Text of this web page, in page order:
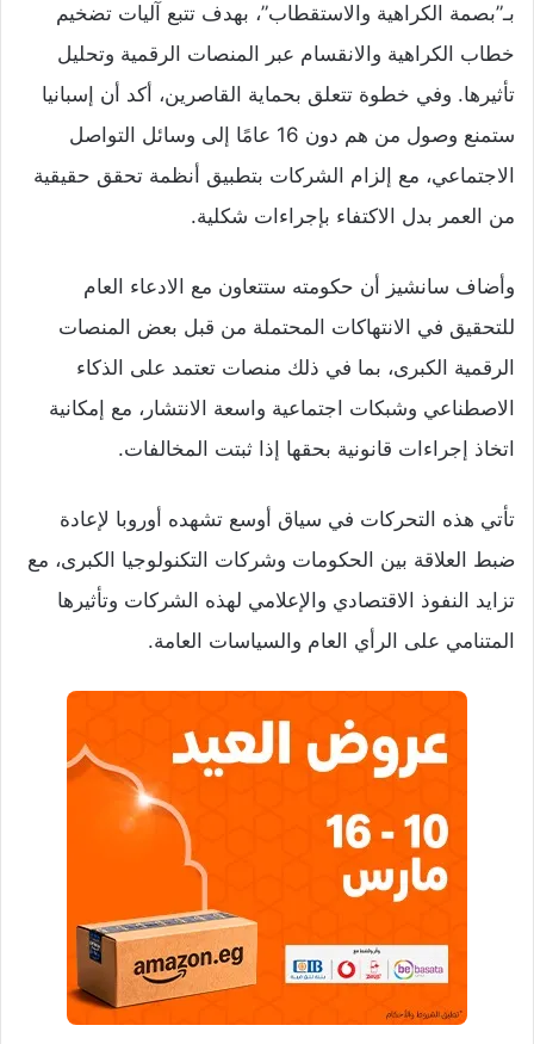
بـ”بصمة الكراهية والاستقطاب”، بهدف تتبع آليات تضخيم
خطاب الكراهية والانقسام عبر المنصات الرقمية وتحليل
تأثيرها. وفي خطوة تتعلق بحماية القاصرين، أكد أن إسبانيا
ستمنع وصول من هم دون 16 عامًا إلى وسائل التواصل
الاجتماعي، مع إلزام الشركات بتطبيق أنظمة تحقق حقيقية
من العمر بدل الاكتفاء بإجراءات شكلية.
وأضاف سانشيز أن حكومته ستتعاون مع الادعاء العام
للتحقيق في الانتهاكات المحتملة من قبل بعض المنصات
الرقمية الكبرى، بما في ذلك منصات تعتمد على الذكاء
الاصطناعي وشبكات اجتماعية واسعة الانتشار، مع إمكانية
اتخاذ إجراءات قانونية بحقها إذا ثبتت المخالفات.
تأتي هذه التحركات في سياق أوسع تشهده أوروبا لإعادة
ضبط العلاقة بين الحكومات وشركات التكنولوجيا الكبرى، مع
تزايد النفوذ الاقتصادي والإعلامي لهذه الشركات وتأثيرها
المتنامي على الرأي العام والسياسات العامة.